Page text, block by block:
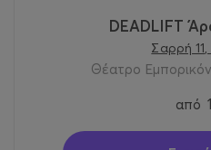
DEADLIFT
Σαρρή
Θέατρο
από